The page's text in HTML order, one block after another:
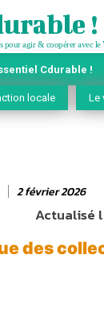
!
pour agir & coopérer avec le
Cdurable !
locale Le
2 février 2026
Actualisé
des